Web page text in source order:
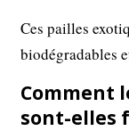
Ces pailles
biodégradables
Comment
sont-elles